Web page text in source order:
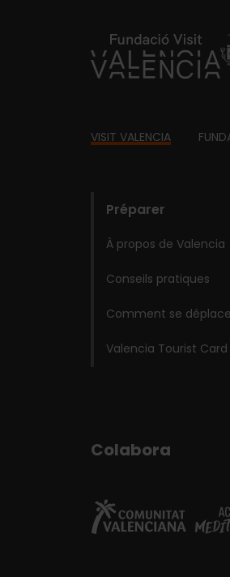
https://
Footer
VISIT VALENCIA
Préparer
À propos de Valencia
Conseils pratiques
Comment se
Valencia Tourist Card
Colabora